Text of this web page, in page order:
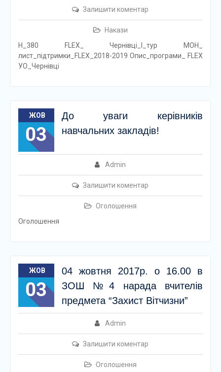
Залишити коментар
Накази
Н_380 FLEX_ Чернівці_І_тур МОН_
лист_підтримки_FLEX_2018-2019 Опис_програми_ FLEX
УО_Чернівці
ЖОВ
03
До уваги керівників
навчальних закладів!
Admin
Залишити коментар
Оголошення
Оголошення
ЖОВ
03
04 жовтня 2017р. о 16.00 в
ЗОШ №4 нарада вчителів
предмета “Захист Вітчизни”
Admin
Залишити коментар
Оголошення